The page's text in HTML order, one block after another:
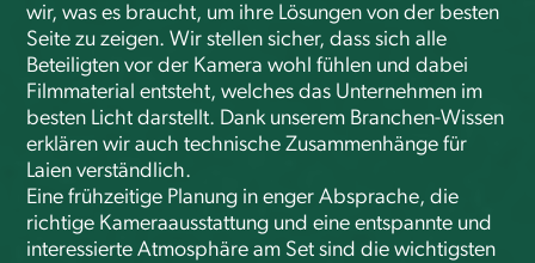
wir, was es braucht, um ihre Lösungen von der besten
Seite zu zeigen. Wir stellen sicher, dass sich alle
Beteiligten vor der Kamera wohl fühlen und dabei
Filmmaterial entsteht, welches das Unternehmen im
besten Licht darstellt. Dank unserem Branchen-Wissen
erklären wir auch technische Zusammenhänge für
Laien verständlich.
Eine frühzeitige Planung in enger Absprache, die
richtige Kameraausstattung und eine entspannte und
interessierte Atmosphäre am Set sind die wichtigsten